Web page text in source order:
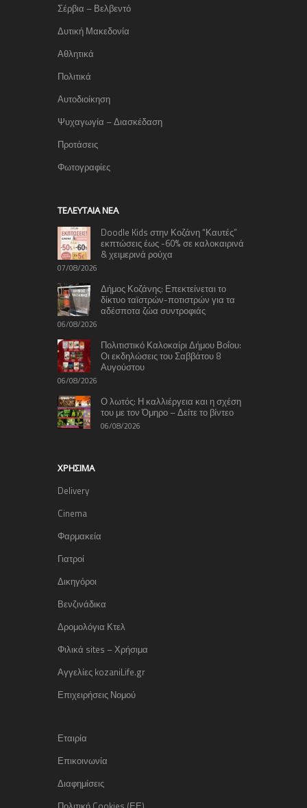
Σέρβια – Βελβεντό
Δυτική Μακεδονία
Αθλητικά
Πολιτικά
Αυτοδιοίκηση
Ψυχαγωγία – Διασκέδαση
Προτάσεις
Φωτογραφίες
TΕΛΕΥΤΑΊΑ ΝΈΑ
Doodle Kids στην Κοζάνη “Καυτές”
εκπτώσεις έως -60% σε καλοκαιρινά
& χειμερινά ρούχα
07/08/2026
Δήμος Κοζάνης: Επεκτείνεται το
δίκτυο ταϊστρών-ποτιστρών για τα
αδέσποτα ζώα συντροφιάς
06/08/2026
Πολιτιστικό Καλοκαίρι Δήμου Βοΐου:
Οι εκδηλώσεις του Σαββάτου 8
Αυγούστου
06/08/2026
Ο λωτός: Η καλλιέργεια και η σχέση
του με τον Όμηρο – Δείτε το βίντεο
06/08/2026
ΧΡΉΣΙΜΑ
Delivery
Cinema
Φαρμακεία
Γιατροί
Δικηγόροι
Βενζινάδικα
Δρομολόγια Κτελ
Φιλικά sites – Χρήσιμα
Αγγελίες kozaniLife.gr
Επιχειρήσεις Νομού
Εταιρία
Επικοινωνία
Διαφημίσεις